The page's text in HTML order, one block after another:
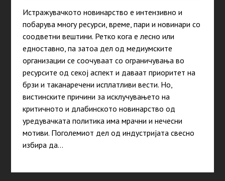
Истражувачкото новинарство е интензивно и
побарува многу ресурси, време, пари и новинари со
соодветни вештини. Ретко кога е лесно или
едноставно, па затоа дел од медиумските
организации се соочуваат со ограничувања во
ресурсите од секој аспект и даваат приоритет на
брзи и таканаречени исплатливи вести. Но,
вистинските причини за исклучувањето на
критичното и длабинското новинарство од
уредувачката политика има мрачни и нечесни
мотиви. Поголемиот дел од индустријата свесно
избира да…